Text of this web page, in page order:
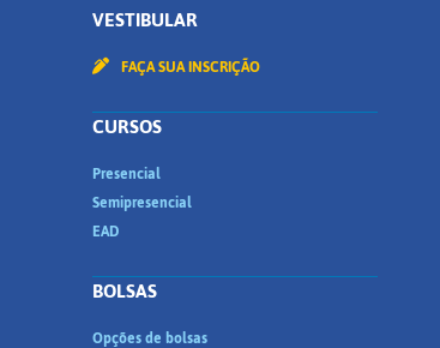
VESTIBULAR
FAÇA SUA INSCRIÇÃO
CURSOS
Presencial
Semipresencial
EAD
BOLSAS
Opções de bolsas